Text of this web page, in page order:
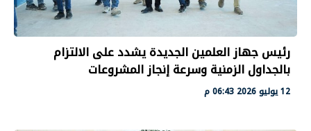
رئيس جهاز العلمين الجديدة يشدد على الالتزام
بالجداول الزمنية وسرعة إنجاز المشروعات
12 يوليو 2026 06:43 م